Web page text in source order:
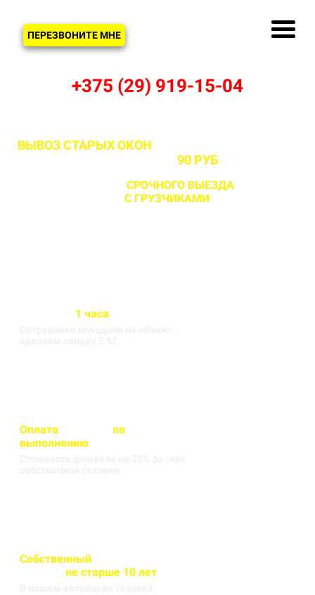
ПЕРЕЗВОНИТЕ МНЕ
+375 (29) 919-15-04
ВЫВОЗ СТАРЫХ ОКОН
90 РУБ
СРОЧНОГО ВЫЕЗДА
С ГРУЗЧИКАМИИ БЕЗ
1 часа
Оплата
по
выполнению
Собственный
не старше 10 лет